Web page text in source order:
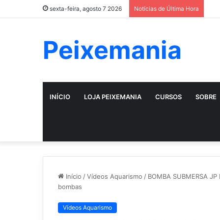
sexta-feira, agosto 7 2026 Notícias de Última Hora
Peixemania
INÍCIO LOJA PEIXEMANIA CURSOS SOBRE
Início /Vídeos Aquarismo / BOMBA SUBMERSA
bombas
Vídeos Aquarismo